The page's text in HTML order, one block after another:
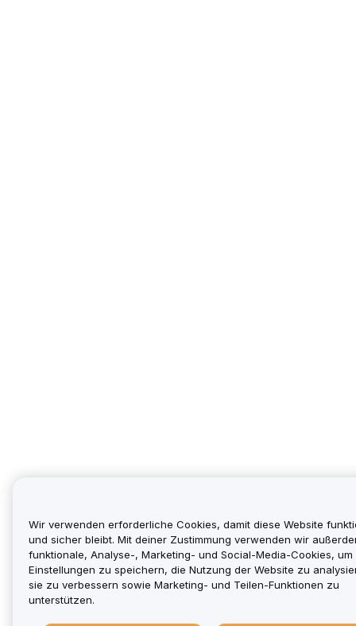
Wir verwenden erforderliche Cookies, damit diese Website
und sicher bleibt. Mit deiner Zustimmung verwenden wir
funktionale, Analyse-, Marketing- und Social-Media-Cookies, um
Einstellungen zu speichern, die Nutzung der Website zu
sie zu verbessern sowie Marketing- und Teilen-Funktionen zu
unterstützen.